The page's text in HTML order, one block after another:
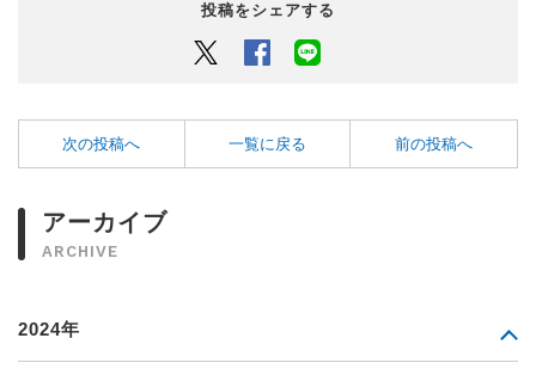
投稿をシェアする
Twitter Facebook
次の投稿へ 一覧に戻る 前の投稿へ
アーカイブ
ARCHIVE
2024年